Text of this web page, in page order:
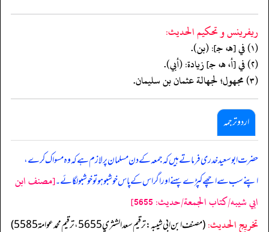
ريفرينس و تحكيم الحدیث:
(١) في [هـ، جـ]: (بن).
(٢) في [أ، هـ، جـ] زيادة: (أبي).
(٣) مجهول؛ لجهالة عثمان بن سليمان.
اردو ترجمہ
حضرت ابو سعید خدری فرماتے ہیں کہ جمعہ کے دن مسلمان پر لازم ہے کہ وہ مسواک کرے،
اپنے سب سے اچھے کپڑے پہنے اور اگر اس کے پاس خوشبو ہو تو خوشبو لگائے۔[مصنف ابن
ابي شيبه/كتاب الجمعة/حدیث: 5655]
تخریج الحدیث:(مصنف ابن ابي شيبه: ترقيم سعد الشثري 5655، ترقيم محمد عوامة 5585)